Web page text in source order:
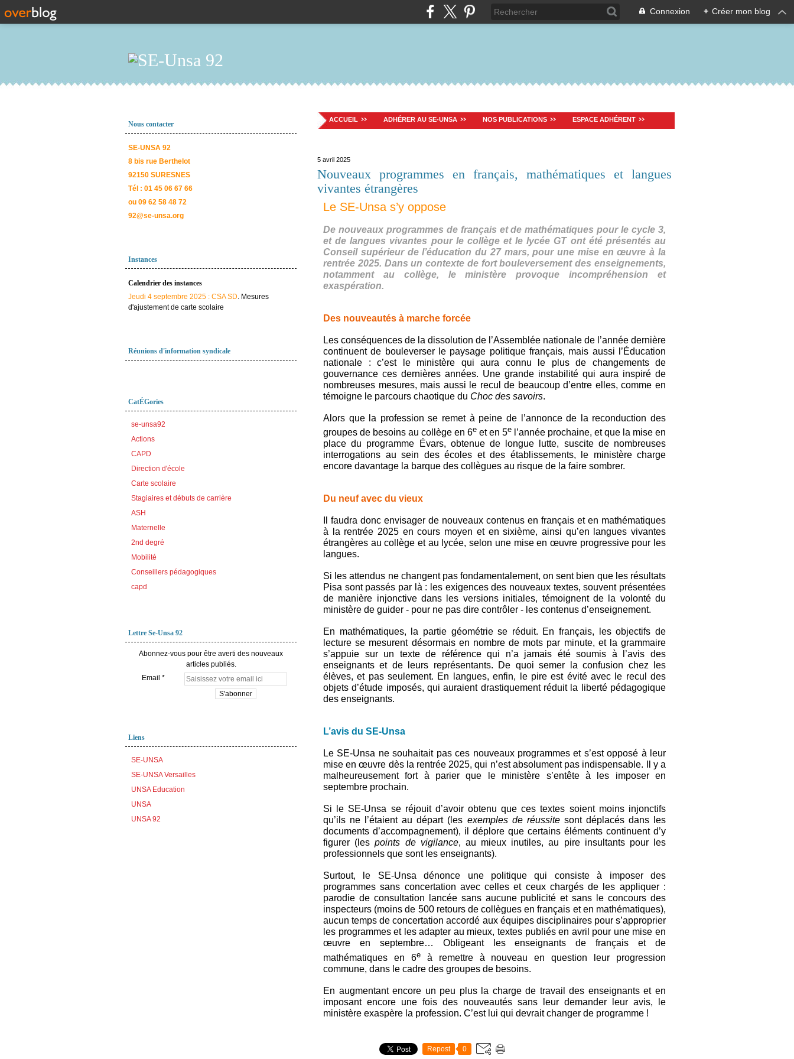
Connexion + Créer mon blog
Nous contacter
SE-UNSA 92
8 bis rue Berthelot
92150 SURESNES
Tél : 01 45 06 67 66
ou 09 62 58 48 72
92@se-unsa.org
Instances
Calendrier des instances
Jeudi 4 septembre 2025 : CSA SD. Mesures
d'ajustement de carte scolaire
Réunions d'information syndicale
CatÉGories
se-unsa92
Actions
CAPD
Direction d'école
Carte scolaire
Stagiaires et débuts de carrière
ASH
Maternelle
2nd degré
Mobilité
Conseillers pédagogiques
capd
Lettre Se-Unsa 92
Abonnez-vous pour être averti des nouveaux
articles publiés.
Email
Liens
SE-UNSA
SE-UNSA Versailles
UNSA Education
UNSA
UNSA 92
ACCUEIL ADHÉRER AU SE-UNSA NOS PUBLICATIONS ESPACE ADHÉRENT
5 avril 2025
Nouveaux programmes en français, mathématiques et langues
vivantes étrangères
Le SE-Unsa s’y oppose
De nouveaux programmes de français et de mathématiques pour le cycle 3,
et de langues vivantes pour le collège et le lycée GT ont été présentés au
Conseil supérieur de l’éducation du 27 mars, pour une mise en œuvre à la
rentrée 2025. Dans un contexte de fort bouleversement des enseignements,
notamment au collège, le ministère provoque incompréhension et
exaspération.
Des nouveautés à marche forcée
Les conséquences de la dissolution de l’Assemblée nationale de l’année dernière
continuent de bouleverser le paysage politique français, mais aussi l’Éducation
nationale : c’est le ministère qui aura connu le plus de changements de
gouvernance ces dernières années. Une grande instabilité qui aura inspiré de
nombreuses mesures, mais aussi le recul de beaucoup d’entre elles, comme en
témoigne le parcours chaotique du Choc des savoirs.
Alors que la profession se remet à peine de l’annonce de la reconduction des
groupes de besoins au collège en 6e et en 5e l’année prochaine, et que la mise en
place du programme Évars, obtenue de longue lutte, suscite de nombreuses
interrogations au sein des écoles et des établissements, le ministère charge
encore davantage la barque des collègues au risque de la faire sombrer.
Du neuf avec du vieux
Il faudra donc envisager de nouveaux contenus en français et en mathématiques
à la rentrée 2025 en cours moyen et en sixième, ainsi qu’en langues vivantes
étrangères au collège et au lycée, selon une mise en œuvre progressive pour les
langues.
Si les attendus ne changent pas fondamentalement, on sent bien que les résultats
Pisa sont passés par là : les exigences des nouveaux textes, souvent présentées
de manière injonctive dans les versions initiales, témoignent de la volonté du
ministère de guider - pour ne pas dire contrôler - les contenus d’enseignement.
En mathématiques, la partie géométrie se réduit. En français, les objectifs de
lecture se mesurent désormais en nombre de mots par minute, et la grammaire
s’appuie sur un texte de référence qui n’a jamais été soumis à l’avis des
enseignants et de leurs représentants. De quoi semer la confusion chez les
élèves, et pas seulement. En langues, enfin, le pire est évité avec le recul des
objets d’étude imposés, qui auraient drastiquement réduit la liberté pédagogique
des enseignants.
L’avis du SE-Unsa
Le SE-Unsa ne souhaitait pas ces nouveaux programmes et s’est opposé à leur
mise en œuvre dès la rentrée 2025, qui n’est absolument pas indispensable. Il y a
malheureusement fort à parier que le ministère s’entête à les imposer en
septembre prochain.
Si le SE-Unsa se réjouit d’avoir obtenu que ces textes soient moins injonctifs
qu’ils ne l’étaient au départ (les exemples de réussitesont déplacés dans les
documents d’accompagnement), il déplore que certains éléments continuent d’y
figurer (lespoints de vigilance, au mieux inutiles, au pire insultants pour les
professionnels que sont les enseignants).
Surtout, le SE-Unsa dénonce une politique qui consiste à imposer des
programmes sans concertation avec celles et ceux chargés de les appliquer :
parodie de consultation lancée sans aucune publicité et sans le concours des
inspecteurs (moins de 500 retours de collègues en français et en mathématiques),
aucun temps de concertation accordé aux équipes disciplinaires pour s’approprier
les programmes et les adapter au mieux, textes publiés en avril pour une mise en
œuvre en septembre… Obligeant les enseignants de français et de
mathématiques en 6eà remettre à nouveau en question leur progression
commune, dans le cadre des groupes de besoins.
En augmentant encore un peu plus la charge de travail des enseignants et en
imposant encore une fois des nouveautés sans leur demander leur avis, le
ministère exaspère la profession. C’est lui qui devrait changer de programme !
Repost 0